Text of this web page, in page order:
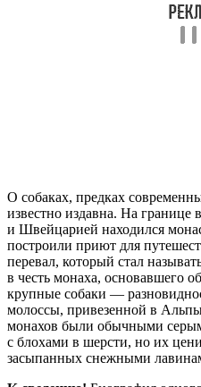
О собаках, предках
известно издавна. На границе
и Швейцарией находился
построили приют для
перевал, который стал
в честь монаха, основавшего
крупные собаки —
молоссы, привезенной в
монахов были обычными
с блохами в шерсти, но их
засыпанных снежными